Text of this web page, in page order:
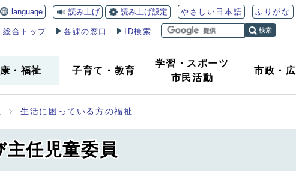
language 読み上げ 読み上げ設定 やさしい日本語 ふりがな
総合トップ 各課の窓口 ID検索 検索
・ 福祉 子育て ・ 教育
学習・スポーツ
市民活動
市政 ・
生活に困っている方の福祉
主任児童委員